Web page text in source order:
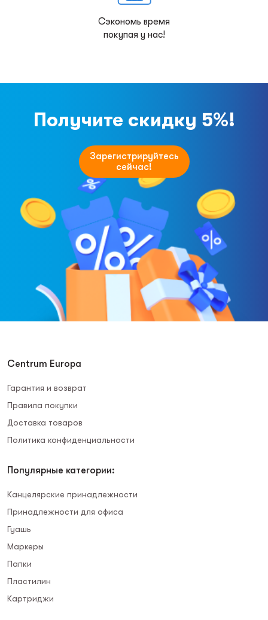
Сэкономь время
покупая у нас!
Получите скидку 5%!
Зарегистрируйтесь
сейчас!
Centrum Europa
Гарантия и возврат
Правила покупки
Доставка товаров
Политика конфиденциальности
Популярные категории:
Канцелярские принадлежности
Принадлежности для офиса
Гуашь
Маркеры
Папки
Пластилин
Картриджи